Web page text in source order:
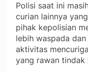
Polisi saat ini
curian lainnya
pihak kepolisian
lebih waspada
aktivitas
yang rawan tindak